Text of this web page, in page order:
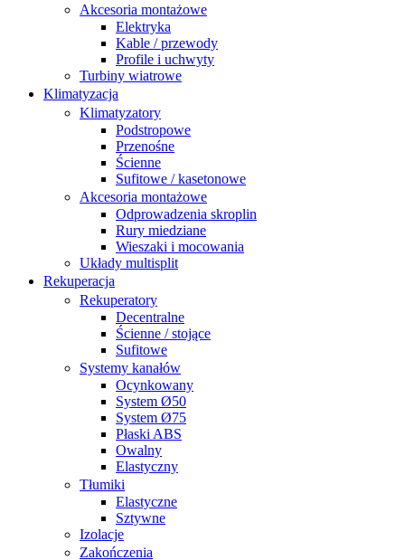
Akcesoria montażowe
Elektryka
Kable / przewody
Profile i uchwyty
Turbiny wiatrowe
Klimatyzacja
Klimatyzatory
Podstropowe
Przenośne
Ścienne
Sufitowe / kasetonowe
Akcesoria montażowe
Odprowadzenia skroplin
Rury miedziane
Wieszaki i mocowania
Układy multisplit
Rekuperacja
Rekuperatory
Decentralne
Ścienne / stojące
Sufitowe
Systemy kanałów
Ocynkowany
System Ø50
System Ø75
Płaski ABS
Owalny
Elastyczny
Tłumiki
Elastyczne
Sztywne
Izolacje
Zakończenia